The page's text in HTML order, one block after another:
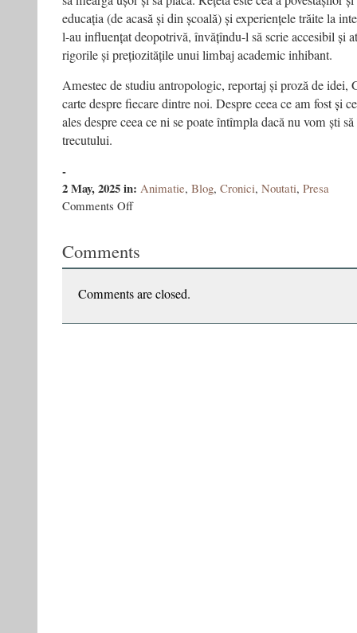
educația (de acasă și din școală) și experiențele trăite la
l-au influențat deopotrivă, învățîndu-l să scrie accesibil și
rigorile și prețiozitățile unui limbaj academic inhibant.
Amestec de studiu antropologic, reportaj și proză de idei,
carte despre fiecare dintre noi. Despre ceea ce am fost și
ales despre ceea ce ni se poate întîmpla dacă nu vom ști
trecutului.
-
2 May, 2025in: Animatie, Blog, Cronici, Noutati, Presa
Comments Offon
la
Comments
Comments are closed.